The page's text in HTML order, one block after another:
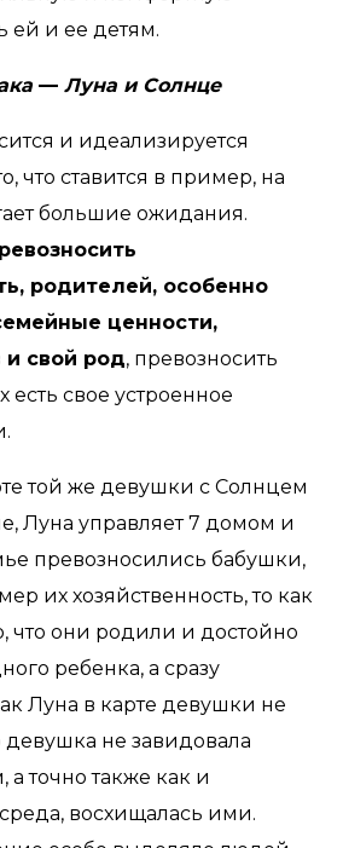
ей и ее детям.
— Луна и Солнце
и идеализируется
что ставится в пример, на
большие ожидания.
родителей, особенно
ценности,
и свой род, превозносить
есть свое устроенное
той же девушки с Солнцем
Луна управляет 7 домом и
превозносились бабушки,
их хозяйственность, то как
что они родили и достойно
ребенка, а сразу
Луна в карте девушки не
девушка не завидовала
точно также как и
восхищалась ими.